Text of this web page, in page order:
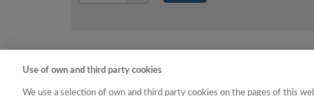
Año
Use of own and third party cookies
We use a selection of own and third party cookies on the pages of this